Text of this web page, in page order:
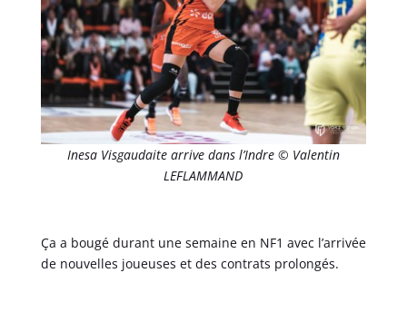
Inesa Visgaudaite arrive dans l’Indre © Valentin
LEFLAMMAND
Ça a bougé durant une semaine en NF1 avec l’arrivée
de nouvelles joueuses et des contrats prolongés.